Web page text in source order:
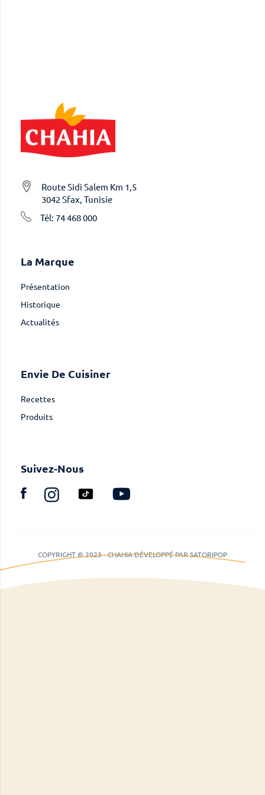
Route Sidi Salem Km 1,5
3042 Sfax, Tunisie
Tél: 74 468 000
La Marque
Présentation
Historique
Actualités
Envie De Cuisiner
Recettes
Produits
Suivez-Nous
COPYRIGHT © 2023 - CHAHIA DÉVELOPPÉ PAR SATORIPOP